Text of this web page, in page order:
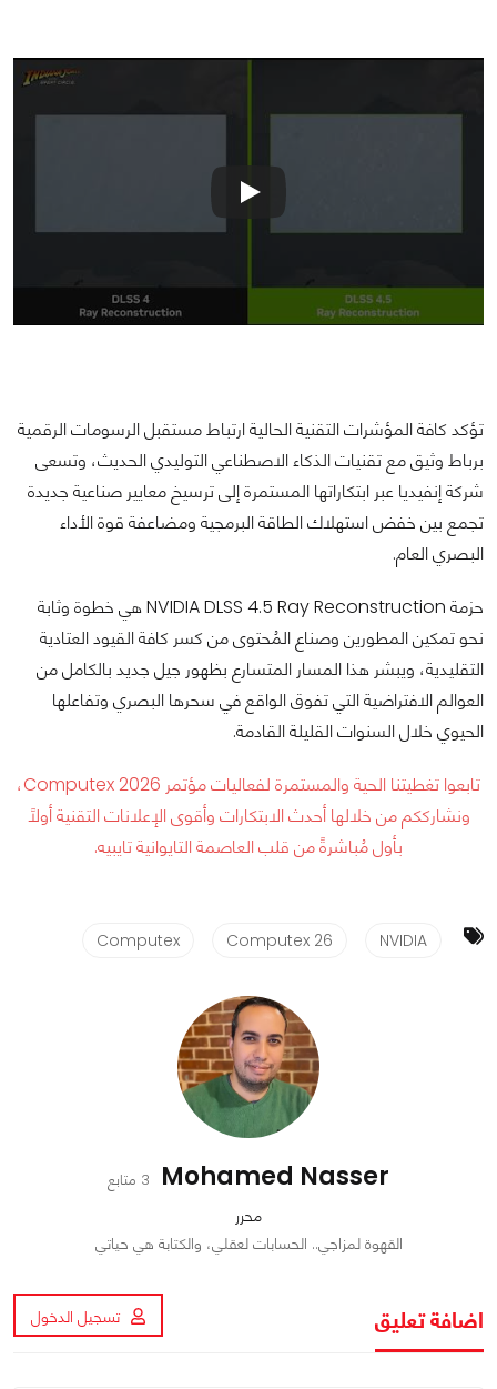
تؤكد كافة المؤشرات التقنية الحالية ارتباط مستقبل الرسومات الرقمية
برباط وثيق مع تقنيات الذكاء الاصطناعي التوليدي الحديث، وتسعى
شركة إنفيديا عبر ابتكاراتها المستمرة إلى ترسيخ معايير صناعية جديدة
تجمع بين خفض استهلاك الطاقة البرمجية ومضاعفة قوة الأداء
البصري العام.
حزمة NVIDIA DLSS 4.5 Ray Reconstruction هي خطوة وثابة
نحو تمكين المطورين وصناع المُحتوى من كسر كافة القيود العتادية
التقليدية، ويبشر هذا المسار المتسارع بظهور جيل جديد بالكامل من
العوالم الافتراضية التي تفوق الواقع في سحرها البصري وتفاعلها
الحيوي خلال السنوات القليلة القادمة.
تابعوا تغطيتنا الحية والمستمرة لفعاليات مؤتمر Computex 2026،
ونشارككم من خلالها أحدث الابتكارات وأقوى الإعلانات التقنية أولًا
بأول مُباشرةً من قلب العاصمة التايوانية تايبيه.
NVIDIA
Computex 26
Computex
Mohamed Nasser 3 متابع
محرر
القهوة لمزاجي.. الحسابات لعقلي، والكتابة هي حياتي
اضافة تعليق تسجيل الدخول